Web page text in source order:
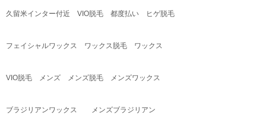
久留米インター付近 VIO脱毛 都度払い ヒゲ脱毛
フェイシャルワックス ワックス脱毛 ワックス
VIO脱毛 メンズ メンズ脱毛 メンズワックス
ブラジリアンワックス メンズブラジリアン